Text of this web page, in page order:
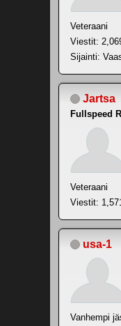
Veteraani
Viestit:
Sijainti:
Jartsa
Fullspeed
Veteraani
Viestit:
usa-1
Vanhempi